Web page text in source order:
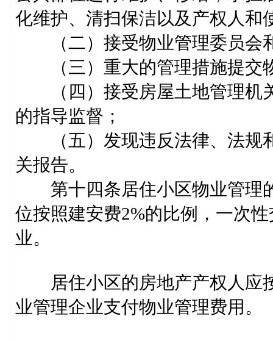
化维护、清扫保洁以及产权人
（二）接受物业管理委员
（三）重大的管理措施提
（四）接受房屋土地管理机
的指导监督；
（五）发现违反法律、法规
关报告。
第十四条居住小区物业管理
位按照建安费2%的比例，一次
业。
居住小区的房地产产权人应
业管理企业支付物业管理费